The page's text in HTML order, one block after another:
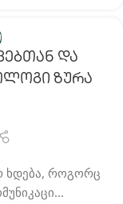
Და
Ზურა
ხდება, როგორც